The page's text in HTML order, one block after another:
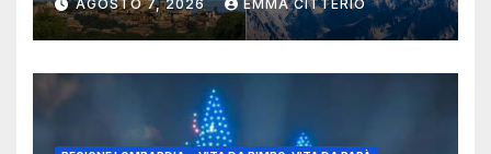
AGOSTO 7, 2026 EMMA CITTERIO